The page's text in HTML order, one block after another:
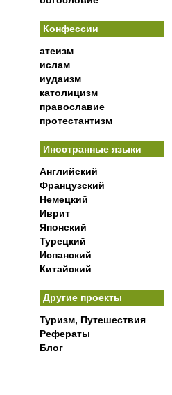
Конфессии
атеизм
ислам
иудаизм
католицизм
православие
протестантизм
Иностранные языки
Английский
Французский
Немецкий
Иврит
Японский
Турецкий
Испанский
Китайский
Другие проекты
Туризм, Путешествия
Рефераты
Блог